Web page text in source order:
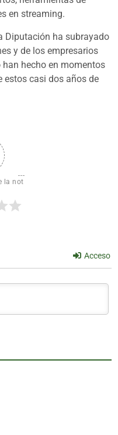
en streaming.
Diputación ha subrayado
y de los empresarios
hecho en momentos
estos casi dos años de
la not
Acceso